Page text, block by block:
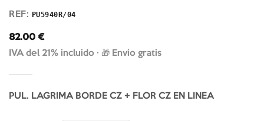
REF: PU5940R/04
82.00 €
IVA del 21% incluido · 🎁 Envío gratis
PUL. LAGRIMA BORDE CZ + FLOR CZ EN LINEA